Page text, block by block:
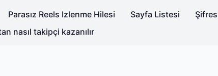
Parasız Reels Izlenme Hilesi Sayfa Listesi
nasıl takipçi kazanılır